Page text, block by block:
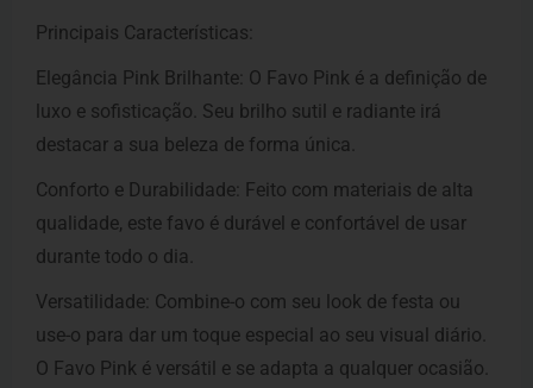
Principais Características:
Elegância Pink Brilhante: O Favo Pink é a definição de
luxo e sofisticação. Seu brilho sutil e radiante irá
destacar a sua beleza de forma única.
Conforto e Durabilidade: Feito com materiais de alta
qualidade, este favo é durável e confortável de usar
durante todo o dia.
Versatilidade: Combine-o com seu look de festa ou
use-o para dar um toque especial ao seu visual diário.
O Favo Pink é versátil e se adapta a qualquer ocasião.